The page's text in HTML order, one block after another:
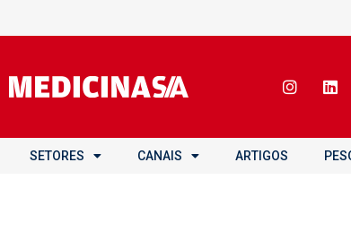
SETORES CANAIS ARTIGOS